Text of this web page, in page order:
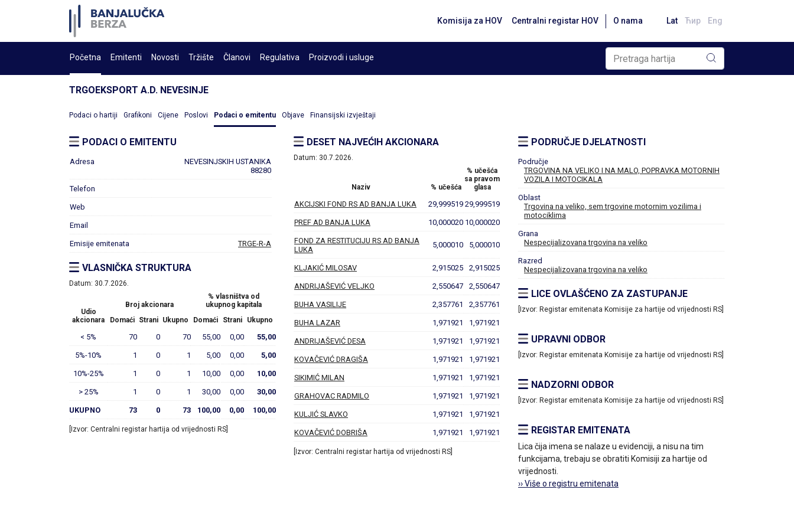
Komisija za HOV Centralni registar HOV O nama Lat Ћир Eng
Početna Emitenti Novosti Tržište Članovi Regulativa Proizvodi i usluge
TRGOEKSPORT A.D. NEVESINJE
Podaci o hartiji Grafikoni Cijene Poslovi Podaci o emitentu Objave Finansijski izvještaji
PODACI O EMITENTU
Adresa
NEVESINJSKIH USTANIKA
88280
Telefon
Web
Email
Emisije emitenata TRGE-R-A
VLASNIČKA STRUKTURA
Datum: 30.7.2026.
Udio
akcionara
Broj akcionara
% vlasništva od
ukupnog kapitala
Domaći Strani Ukupno Domaći Strani Ukupno
< 5% 70 0 70 55,00 0,00 55,00
5%-10% 1 0 1 5,00 0,00 5,00
10%-25% 1 0 1 10,00 0,00 10,00
> 25% 1 0 1 30,00 0,00 30,00
UKUPNO 73 0 73 100,00 0,00 100,00
[Izvor: Centralni registar hartija od vrijednosti RS]
DESET NAJVEĆIH AKCIONARA
Datum: 30.7.2026.
Naziv % učešća
% učešća
sa pravom
glasa
AKCIJSKI FOND RS AD BANJA LUKA 29,999519 29,999519
PREF AD BANJA LUKA 10,000020 10,000020
FOND ZA RESTITUCIJU RS AD BANJA
LUKA
5,000010 5,000010
KLJAKIĆ MILOSAV 2,915025 2,915025
ANDRIJAŠEVIĆ VELJKO 2,550647 2,550647
BUHA VASILIJE 2,357761 2,357761
BUHA LAZAR 1,971921 1,971921
ANDRIJAŠEVIĆ DESA 1,971921 1,971921
KOVAČEVIĆ DRAGIŠA 1,971921 1,971921
SIKIMIĆ MILAN 1,971921 1,971921
GRAHOVAC RADMILO 1,971921 1,971921
KULJIĆ SLAVKO 1,971921 1,971921
KOVAČEVIĆ DOBRIŠA 1,971921 1,971921
[Izvor: Centralni registar hartija od vrijednosti RS]
PODRUČJE DJELATNOSTI
Područje
TRGOVINA NA VELIKO I NA MALO, POPRAVKA MOTORNIH
VOZILA I MOTOCIKALA
Oblast
Trgovina na veliko, sem trgovine motornim vozilima i
motociklima
Grana
Nespecijalizovana trgovina na veliko
Razred
Nespecijalizovana trgovina na veliko
LICE OVLAŠĆENO ZA ZASTUPANJE
[Izvor: Registar emitenata Komisije za hartije od vrijednosti RS]
UPRAVNI ODBOR
[Izvor: Registar emitenata Komisije za hartije od vrijednosti RS]
NADZORNI ODBOR
[Izvor: Registar emitenata Komisije za hartije od vrijednosti RS]
REGISTAR EMITENATA
Lica čija imena se nalaze u evidenciji, a nisu na tim
funkcijama, trebaju se obratiti Komisiji za hartije od
vrijednosti.
›› Više o registru emitenata